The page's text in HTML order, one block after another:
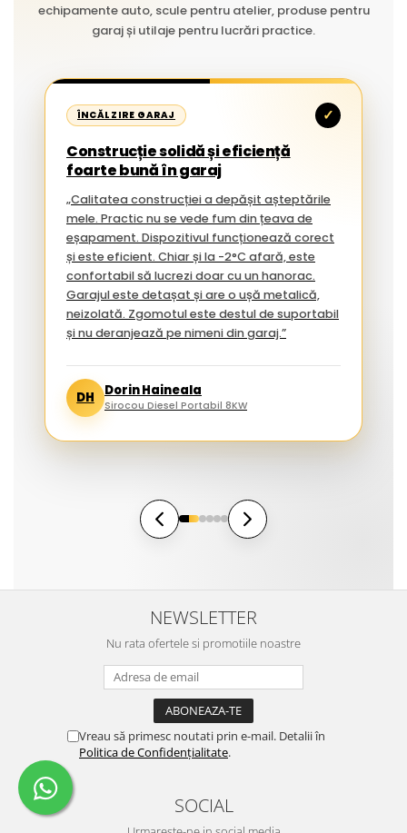
echipamente auto, scule pentru atelier, produse pentru
garaj și utilaje pentru lucrări practice.
ÎNCĂLZIRE GARAJ ✓
Construcție solidă și eficiență
foarte bună în garaj
„Calitatea construcției a depășit așteptările
mele. Practic nu se vede fum din țeava de
eșapament. Dispozitivul funcționează corect
și este eficient. Chiar și la -2°C afară, este
confortabil să lucrezi doar cu un hanorac.
Garajul este detașat și are o ușă metalică,
neizolată. Zgomotul este destul de suportabil
și nu deranjează pe nimeni din garaj.”
DH Dorin Haineala
Sirocou Diesel Portabil 8KW
NEWSLETTER
Nu rata ofertele si promotiile noastre
Vreau să primesc noutati prin e-mail. Detalii în
Politica de Confidențialitate.
SOCIAL